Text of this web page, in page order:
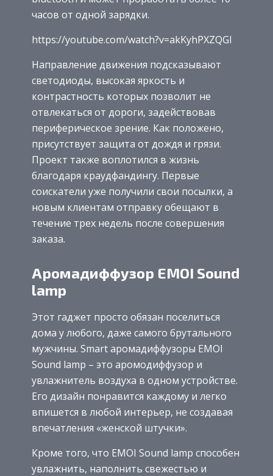
часов от одной зарядки.
https://youtube.com/watch?v=akKyhPXZQGI
Направление движения подсказывают
светодиоды, высокая яркость и
контрастность которых позволит не
отвлекаться от дороги, задействовав
периферическое зрение. Как положено,
присутствует защита от дождя и грязи.
Проект также воплотился в жизнь
благодаря краудфандингу. Первые
соискатели уже получили свои посылки, а
новым клиентам отправку обещают в
течение трех недель после совершения
заказа.
Аромадиффузор EMOI Sound
lamp
Этот гаджет просто обязан поселиться
дома у любого, даже самого брутального
мужчины. Smart аромадиффузоры EMOI
Sound lamp – это аромодиффузор и
увлажнитель воздуха в одном устройстве.
Его дизайн понравится каждому и легко
впишется в любой интерьер, не создавая
впечатления «женской штучки».
Кроме того, что EMOI Sound lamp способен
увлажнить, наполнить свежестью и